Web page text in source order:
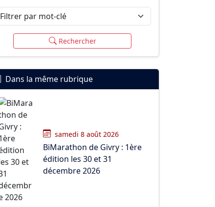
par mot-clé
Rechercher
Dans la même rubrique
samedi 8 août 2026
BiMarathon de Givry : 1ère
édition les 30 et 31
décembre 2026